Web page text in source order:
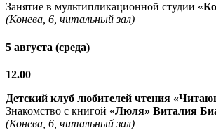
Занятие в мультипликационной студии «
(Конева, 6, читальный зал)
5 августа (среда)
12.00
Детский клуб любителей чтения
Знакомство с книгой «Люля» Виталия
(Конева, 6, читальный зал)